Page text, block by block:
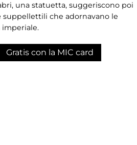
una statuetta, suggeriscono poi
suppellettili che adornavano le
imperiale.
Gratis con la MIC card